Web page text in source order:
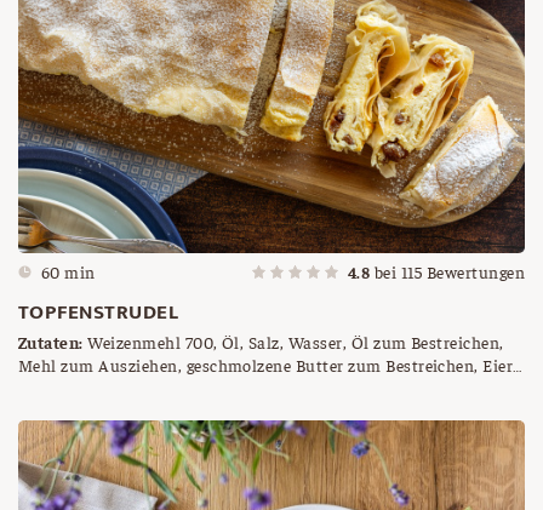
60 min 4.8 bei 115 Bewertungen
TOPFENSTRUDEL
Zutaten: Weizenmehl 700, Öl, Salz, Wasser, Öl zum Bestreichen,
Mehl zum Ausziehen, geschmolzene Butter zum Bestreichen, Eier,